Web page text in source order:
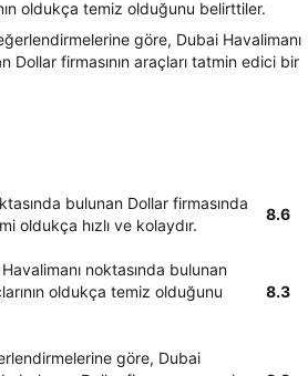
oldukça temiz olduğunu belirttiler.
göre, Dubai Havalimanı
Dollar firmasının araçları tatmin edici bir
bulunan Dollar firmasında
oldukça hızlı ve kolaydır.
8.6
noktasında bulunan
oldukça temiz olduğunu
8.3
göre, Dubai